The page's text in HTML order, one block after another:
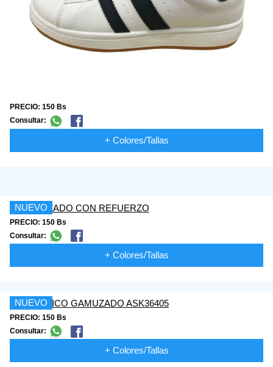
PRECIO: 150 Bs
Consultar:
+ Colores/Tallas
NUEVO
PRECIO: 150 Bs
Consultar:
+ Colores/Tallas
NUEVO
PRECIO: 150 Bs
Consultar:
+ Colores/Tallas